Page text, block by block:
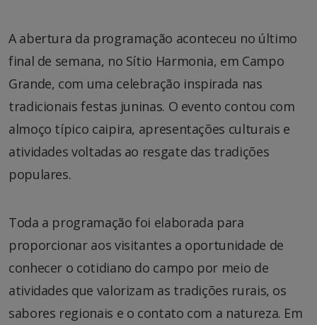
A abertura da programação aconteceu no último
final de semana, no Sítio Harmonia, em Campo
Grande, com uma celebração inspirada nas
tradicionais festas juninas. O evento contou com
almoço típico caipira, apresentações culturais e
atividades voltadas ao resgate das tradições
populares.
Toda a programação foi elaborada para
proporcionar aos visitantes a oportunidade de
conhecer o cotidiano do campo por meio de
atividades que valorizam as tradições rurais, os
sabores regionais e o contato com a natureza. Em